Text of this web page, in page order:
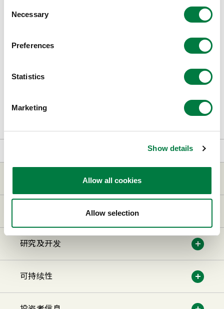
Selection
Necessary
Preferences
Statistics
Marketing
Show details
Allow all cookies
Allow selection
东京METRO东西线、银座线、都营浅草线“日本桥”站 :步
研究及开发
可持续性